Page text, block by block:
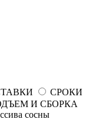
СРОКИ
И СБОРКА
сосны